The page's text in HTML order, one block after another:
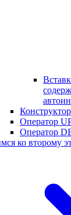
Оператор
Оператор
ко второму